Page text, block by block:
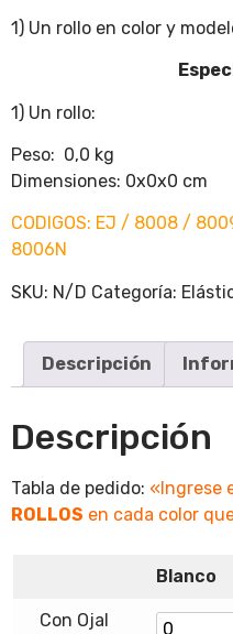
1) Un rollo en color y
1) Un rollo:
Peso: 0,0 kg
Dimensiones: 0x0x0 cm
CODIGOS: EJ / 8008 /
8006N
SKU: N/D Categoría:
Descripción
Descripción
Tabla de pedido: «Ingrese
ROLLOS en cada color
Blanco
Con Ojal